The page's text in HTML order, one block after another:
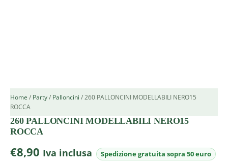
Home / Party/ Palloncini / 260 PALLONCINI MODELLABILI NERO15
ROCCA
260 PALLONCINI MODELLABILI NERO15
ROCCA
€8,90 Iva inclusa